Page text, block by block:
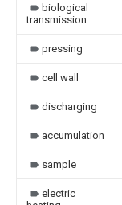
biological
transmission
pressing
cell wall
discharging
accumulation
sample
electric